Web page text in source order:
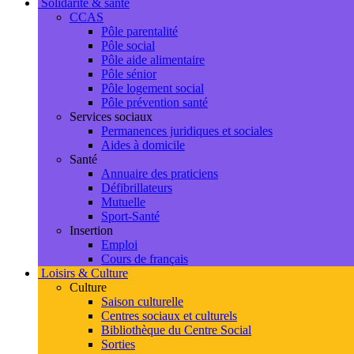
Solidarité & santé
CCAS
Pôle parentalité
Pôle social
Pôle aide alimentaire
Pôle sénior
Pôle logement social
Pôle prévention santé
Services sociaux
Permanences juridiques et sociales
Aides à domicile
Santé
Annuaire des praticiens
Défibrillateurs
Mutuelle
Sport-Santé
Insertion
Emploi
Cours de français
Loisirs & Culture
Culture
Saison culturelle
Centres sociaux et culturels
Bibliothèque du Centre Social
Sorties